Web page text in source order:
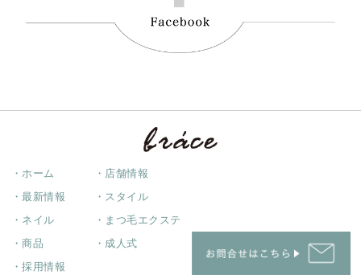
・ホーム ・店舗情報
・最新情報 ・スタイル
・ネイル ・まつ毛エクステ
・商品 ・成人式
・採用情報